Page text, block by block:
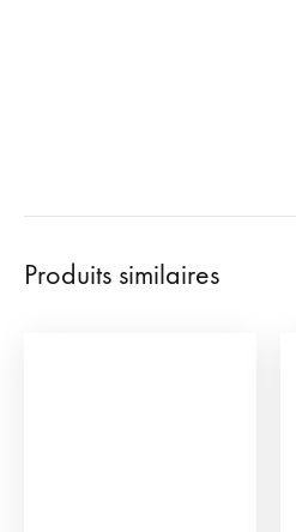
Produits similaires